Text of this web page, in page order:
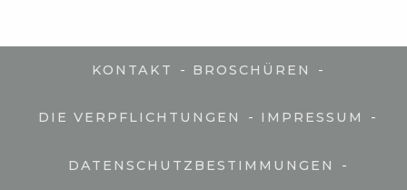
KONTAKT - BROSCHÜREN -
DIE VERPFLICHTUNGEN - IMPRESSUM -
DATENSCHUTZBESTIMMUNGEN -